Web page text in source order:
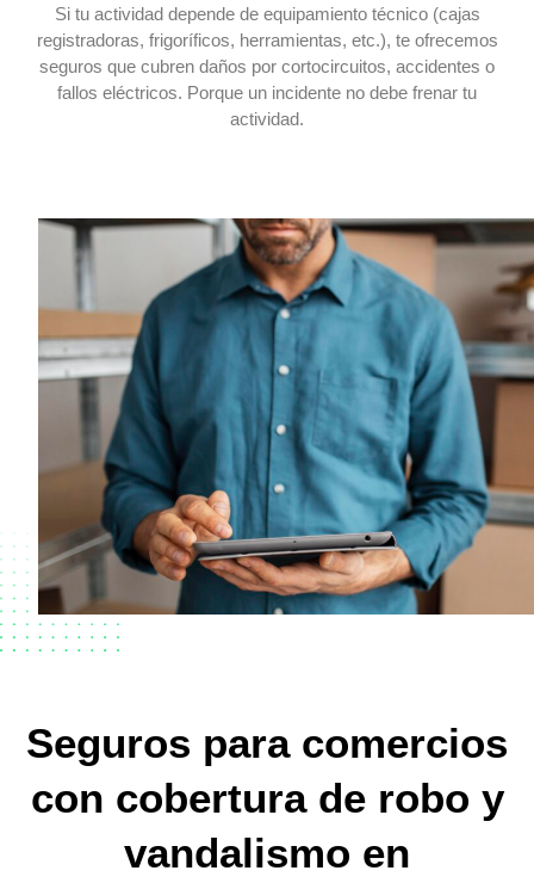
Si tu actividad depende de equipamiento técnico (cajas
registradoras, frigoríficos, herramientas, etc.), te ofrecemos
seguros que cubren daños por cortocircuitos, accidentes o
fallos eléctricos. Porque un incidente no debe frenar tu
actividad.
Seguros para comercios
con cobertura de robo y
vandalismo en